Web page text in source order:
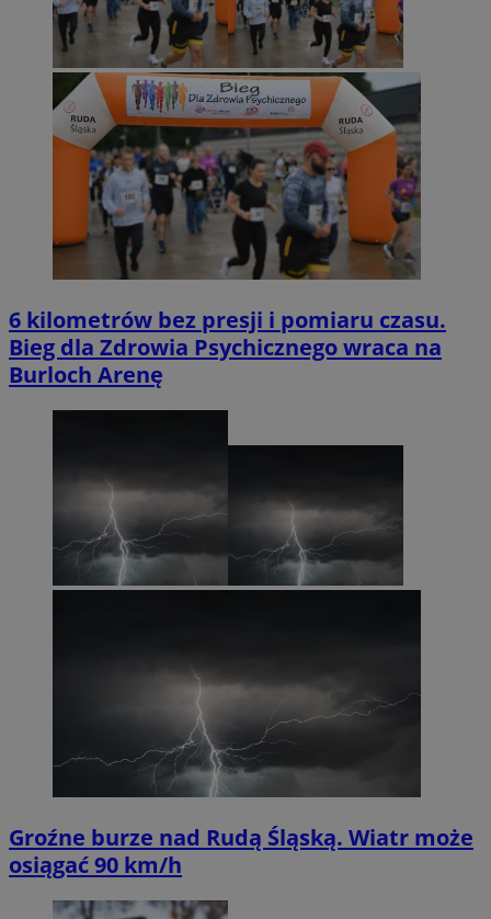
6 kilometrów bez presji i pomiaru czasu.
Bieg dla Zdrowia Psychicznego wraca na
Burloch Arenę
Groźne burze nad Rudą Śląską. Wiatr może
osiągać 90 km/h